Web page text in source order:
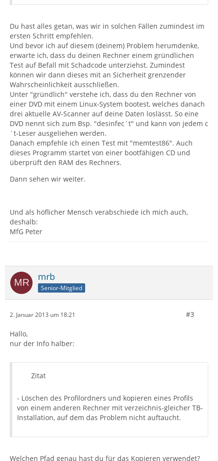
Du hast alles getan, was wir in solchen Fällen zumindest im
ersten Schritt empfehlen.
Und bevor ich auf diesem (deinem) Problem herumdenke,
erwarte ich, dass du deinen Rechner einem gründlichen
Test auf Befall mit Schadcode unterziehst. Zumindest
können wir dann dieses mit an Sicherheit grenzender
Wahrscheinlichkeit ausschließen.
Unter "gründlich" verstehe ich, dass du den Rechner von
einer DVD mit einem Linux-System bootest, welches danach
drei aktuelle AV-Scanner auf deine Daten loslässt. So eine
DVD nennt sich zum Bsp. "desinfec´t" und kann von jedem c
´t-Leser ausgeliehen werden.
Danach empfehle ich einen Test mit "memtest86". Auch
dieses Programm startet von einer bootfähigen CD und
überprüft den RAM des Rechners.
Dann sehen wir weiter.
Und als höflicher Mensch verabschiede ich mich auch,
deshalb:
MfG Peter
mrb
Senior-Mitglied
2. Januar 2013 um 18:21 #3
Hallo,
nur der Info halber:
Zitat
- Löschen des Profilordners und kopieren eines Profils
von einem anderen Rechner mit verzeichnis-gleicher TB-
Installation, auf dem das Problem nicht auftaucht.
Welchen Pfad genau hast du für das Kopieren verwendet?